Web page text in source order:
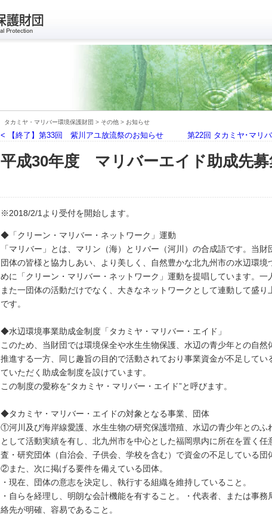
タカミヤ・マリバー環境保護財団 > その他 > お知らせ
第22回 タカミヤ･マリ
< 【終了】第33回 紫川アユ放流祭のお知らせ
平成30年度 マリバーエイド助成先募
※2018/2/1より受付を開始します。
◆「クリーン・マリバー・ネットワーク」運動
「マリバー」とは、マリン（海）とリバー（河川）の合成語です。当
団体の皆様と協力しあい、より美しく、自然豊かな北九州市の水辺環境
めに「クリーン・マリバー・ネットワーク」運動を提唱しています。一
また一団体の活動だけでなく、大きなネットワークとして連動して盛り
です。
◆水辺環境事業助成金制度「タカミヤ・マリバー・エイド」
このため、当財団では環境保全や水生生物保護、水辺の青少年との自然
推進する一方、同じ趣旨の目的で活動されており事業資金が不足してい
ていただく助成金制度を設けています。
この制度の愛称を“タカミヤ・マリバー・エイド”と呼びます。
◆タカミヤ・マリバー・エイドの対象となる事業、団体
①河川及び海岸線愛護、水生生物の研究保護増殖、水辺の青少年とのふ
として活動実績を有し、北九州市を中心とした福岡県内に所在を置く任
査・研究団体（自治会、子供会、学校を含む）で資金の不足している団
②また、次に掲げる要件を備えている団体。
・現在、団体の意志を決定し、執行する組織を維持していること。
・自らを経理し、明朗な会計機能を有すること。・代表者、または事務
絡先が明確、容易であること。